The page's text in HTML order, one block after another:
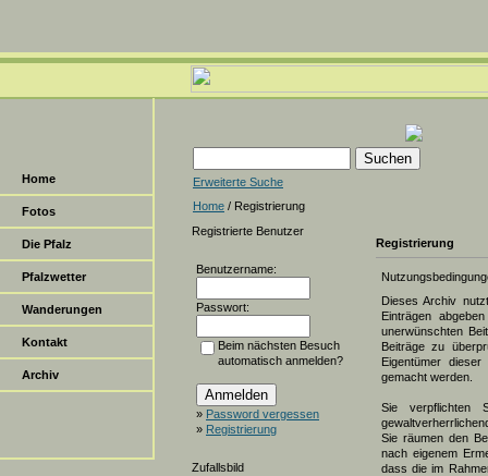
Home
Fotos
Die Pfalz
Pfalzwetter
Wanderungen
Kontakt
Archiv
Erweiterte Suche
Home / Registrierung
Registrierte Benutzer
Benutzername:
Passwort:
Beim nächsten Besuch
automatisch anmelden?
» Password vergessen
» Registrierung
Zufallsbild
Registrierung
Dieses Archiv
Einträgen
unerwünschten
Beiträge zu
Eigentümer
gemacht werden.
Sie verpflichten
Sie räumen den
nach eigenem
dass die im